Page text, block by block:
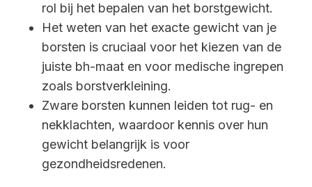
rol bij het bepalen van het borstgewicht.
Het weten van het exacte gewicht van je
borsten is cruciaal voor het kiezen van de
juiste bh-maat en voor medische ingrepen
zoals borstverkleining.
Zware borsten kunnen leiden tot rug- en
nekklachten, waardoor kennis over hun
gewicht belangrijk is voor
gezondheidsredenen.